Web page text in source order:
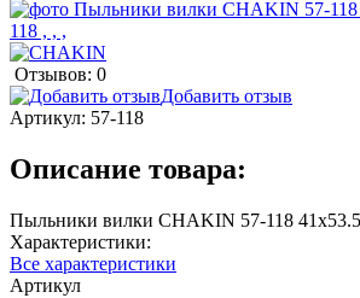
Отзывов: 0
Добавить отзыв
Артикул: 57-118
Описание товара:
Пыльники вилки CHAKIN 57-118
Характеристики:
Все характеристики
Артикул